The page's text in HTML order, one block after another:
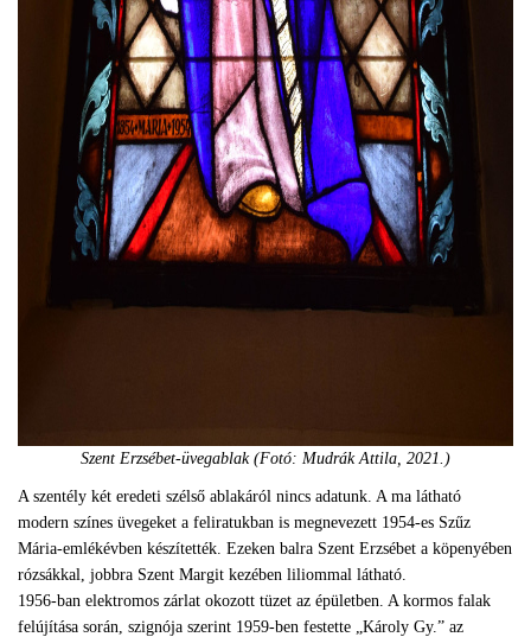
Szent Erzsébet-üvegablak (Fotó: Mudrák Attila, 2021.)
A szentély két eredeti szélső ablakáról nincs adatunk. A ma látható
modern színes üvegeket a feliratukban is megnevezett 1954-es Szűz
Mária-emlékévben készítették. Ezeken balra Szent Erzsébet a köpenyében
rózsákkal, jobbra Szent Margit kezében liliommal látható.
1956-ban elektromos zárlat okozott tüzet az épületben. A kormos falak
felújítása során, szignója szerint 1959-ben festette „Károly Gy.” az